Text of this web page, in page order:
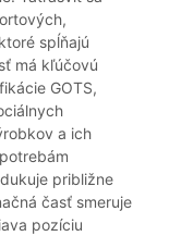
spĺňajú
má kľúčovú
GOTS,
a ich
približne
časť smeruje
pozíciu